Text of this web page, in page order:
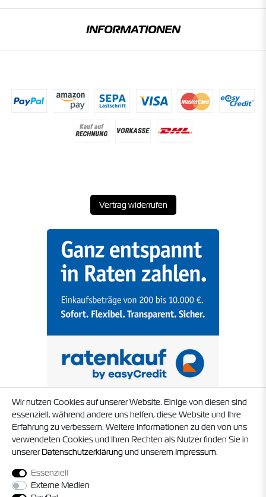
INFORMATIONEN
Vertrag widerrufen
Wir nutzen Cookies auf unserer Website. Einige von diesen sind
essenziell, während andere uns helfen, diese Website und Ihre
Erfahrung zu verbessern. Weitere Informationen zu den von uns
verwendeten Cookies und Ihren Rechten als Nutzer finden Sie in
unsererDaten­schutz­erklärungund unserem Impressum.
Essenziell
Externe Medien